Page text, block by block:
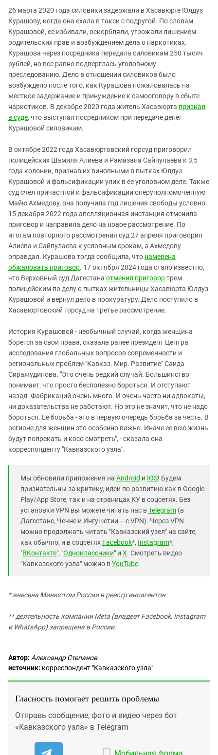
26 марта 2020 года силовики задержали в Хасавюрте Юлдуз
Курашову, когда она ехала в такси с подругой. По словам
Курашовой, ее избивали, оскорбляли, угрожали лишением
родительских прав и возбуждением дела о наркотиках.
Курашова через посредника передала силовикам 250 тысяч
рублей, но все равно подверглась уголовному
преследованию. Дело в отношении силовиков было
возбуждено после того, как Курашова пожаловалась на
жесткое задержание и принуждение к самооговору в сбыте
наркотиков. В декабре 2020 года житель Хасавюрта признал
в суде, что выступал посредником при передаче денег
Курашовой силовикам.
В октябре 2022 года Хасавюртовский горсуд приговорил
полицейских Шамиля Алиева и Рамазана Сайпулаева к 3,5
года колонии, признав их виновными в пытках Юлдуз
Курашовой и фальсификации улик в ее уголовном деле. Также
суд счел причастной к фальсификации оперуполномоченную
Майю Ахмедову, она получила год лишения свободы условно.
15 декабря 2022 года апелляционная инстанция отменила
приговор и направила дело на новое рассмотрение. По
итогам повторного рассмотрения суд 27 апреля приговорил
Алиева и Сайпулаева к условным срокам, а Ахмедову
оправдал. Курашова тогда сообщила, что намерена
обжаловать приговор. 17 октября 2024 года стало известно,
что Верховный суд Дагестана отменил приговортрем
полицейским по делу о пытках жительницы Хасавюрта Юлдуз
Курашовой и вернул дело в прокуратуру. Дело поступило в
Хасавюртовский горсуд на третье рассмотрение.
История Курашовой - необычный случай, когда женщина
борется за свои права, сказала ранее президент Центра
исследования глобальных вопросов современности и
региональных проблем "Кавказ. Мир. Развитие" Саида
Сиражудинова. "Это очень редкий случай. Большинство
понимает, что просто бесполезно бороться. И отступают
назад. Фабрикаций очень много. И очень часто ни адвокаты,
ни доказательства не работают. Но это не значит, что не надо
бороться. Ее борьба - это в первую очередь борьба за честь. В
регионе для женщин это особенно важно. Иначе ее всю жизнь
будут попрекать и косо смотреть", - сказала она
корреспонденту "Кавказского узла".
Мы обновили приложения на Android и IOS! Будем
признательны за критику, идеи по развитию как в Google
Play/App Store, так и на страницах КУ в соцсетях. Без
установки VPN вы можете читать нас вTelegram (в
Дагестане, Чечне и Ингушетии – с VPN). Через VPN
можно продолжать читать "Кавказский узел" на сайте,
как обычно, и в соцсетях Facebook*, Instagram*,
"ВКонтакте", "Одноклассники" и X. Смотреть видео
"Кавказского узла" можно вYouTube.
* внесена Минюстом России в реестр иноагентов.
** деятельность компании Meta (владеет Facebook, Instagram
и WhatsApp) запрещена в России.
Автор: Александр Степанов
источник: корреспондент "Кавказского узла"
Гласность помогает решить проблемы
Отправь сообщение, фото и видео через бот
«Кавказского узла» в Telegram